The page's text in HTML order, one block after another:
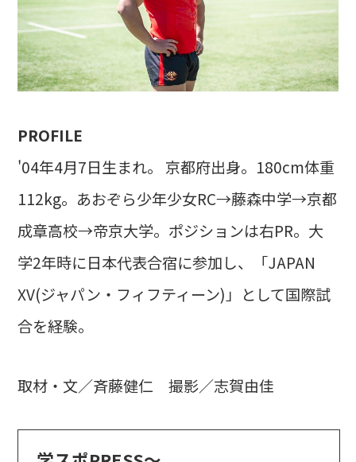
PROFILE
'04年4月7日生まれ。 京都府出身。180cm体重
112kg。あおぞら少年少女RC→藤森中学→京都
成章高校→帝京大学。ポジションは右PR。大
学2年時に日本代表合宿に参加し、「JAPAN
XV(ジャパン・フィフティーン)」として国際試
合を経験。
取材・文／斉藤健仁 撮影／志賀由佳